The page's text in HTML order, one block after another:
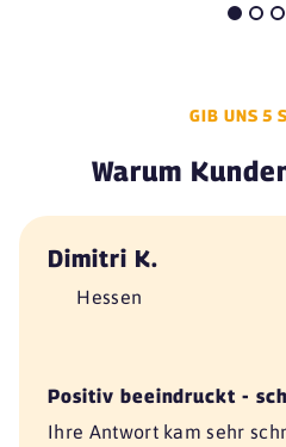
GIB UNS 5
Warum
Dimitri K.
Hessen
Positiv beeindruckt -
Ihre Antwort kam sehr